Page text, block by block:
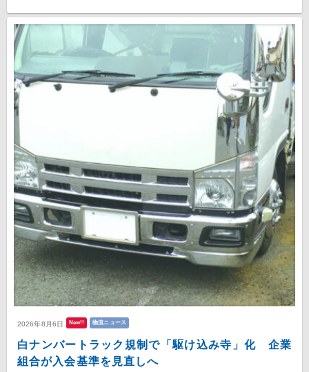
2026年8月6日 New!! 物流ニュース
白ナンバートラック規制で「駆け込み寺」化 企業
組合が入会基準を見直しへ